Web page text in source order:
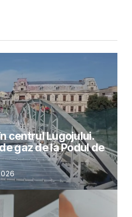
centrul Lugojului.
gaz de la Podul de